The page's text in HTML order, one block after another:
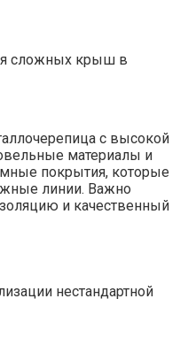
сложных крыш в
с высокой
материалы и
покрытия, которые
линии. Важно
и качественный
нестандартной